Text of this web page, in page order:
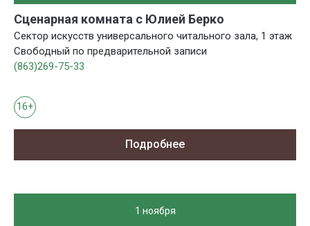
Сценарная комната с Юлией Берко
Сектор искусств универсального читального зала, 1 этаж
Свободный по предварительной записи
(863)269-75-33
16+
Подробнее
1 ноября